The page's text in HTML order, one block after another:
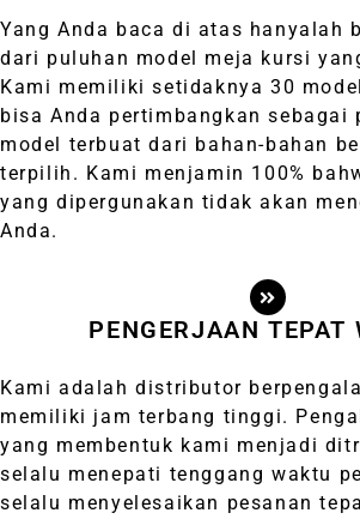
Yang Anda baca di atas hanyalah
dari puluhan model meja kursi
Kami memiliki setidaknya 30
bisa Anda pertimbangkan sebagai
model terbuat dari bahan-bahan
terpilih. Kami menjamin 100%
yang dipergunakan tidak akan
Anda.
PENGERJAAN TEPAT
Kami adalah distributor
memiliki jam terbang tinggi.
yang membentuk kami menjadi
selalu menepati tenggang waktu
selalu menyelesaikan pesanan